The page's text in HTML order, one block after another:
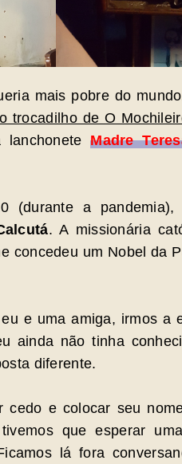
mais pobre do
trocadilho de O
lanchoneteMadre
(durante a
. A missionária
concedeu um Nobel da
e uma amiga, irmos a
ainda não tinha
diferente.
cedo e colocar seu
que esperar
lá fora